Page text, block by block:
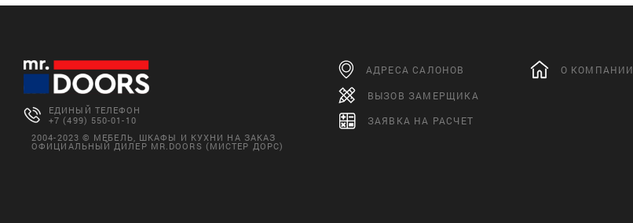
ЕДИНЫЙ ТЕЛЕФОН
+7 (499) 550-01-10
2004-2023 © МЕБЕЛЬ, ШКАФЫ И КУХНИ НА ЗАКАЗ
ОФИЦИАЛЬНЫЙ ДИЛЕР MR.DOORS (МИСТЕР ДОРС)
АДРЕСА САЛОНОВ
ВЫЗОВ ЗАМЕРЩИКА
ЗАЯВКА НА РАСЧЕТ
О КОМПАНИИ